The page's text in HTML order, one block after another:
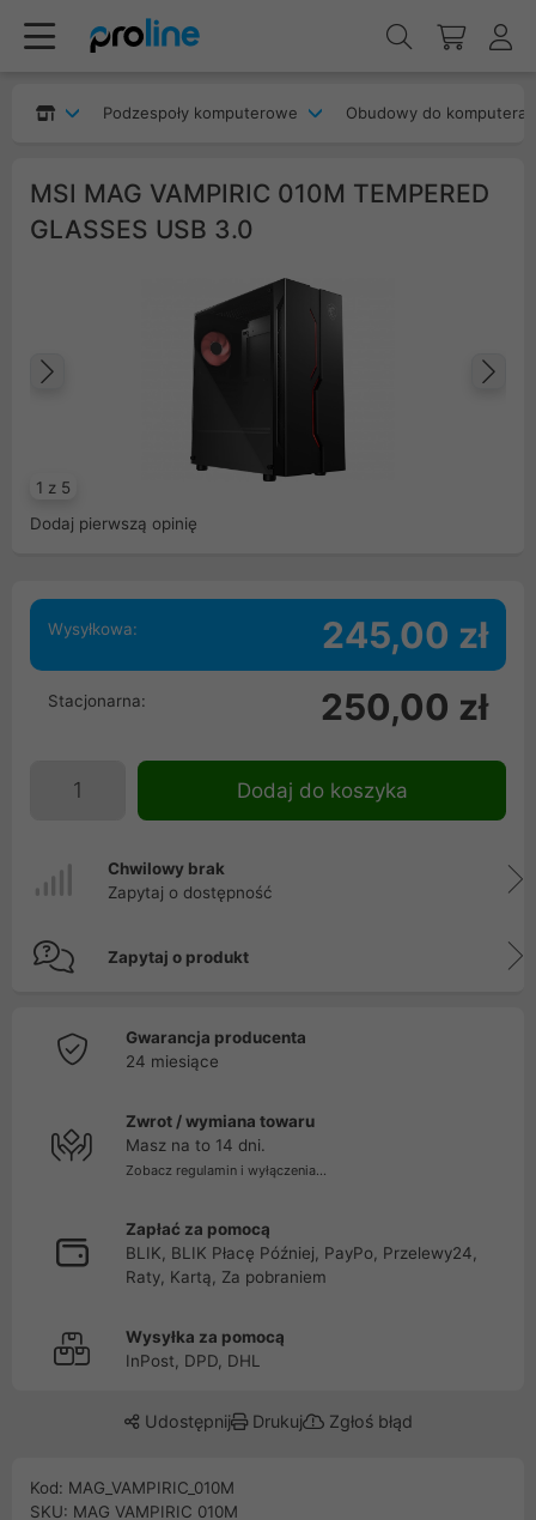
Podzespoły komputerowe Obudowy do komputera
MSI MAG VAMPIRIC 010M TEMPERED
GLASSES USB 3.0
1 z 5
Poprzedni
Dodaj pierwszą opinię
Wysyłkowa: 245,00 zł
Stacjonarna: 250,00 zł
Dodaj do koszyka
Chwilowy brak
Zapytaj o dostępność
Zapytaj o produkt
Gwarancja producenta
24 miesiące
Zwrot / wymiana towaru
Masz na to 14 dni.
Zobacz regulamin i wyłączenia...
Zapłać za pomocą
BLIK, BLIK Płacę Później, PayPo, Przelewy24,
Raty, Kartą, Za pobraniem
Wysyłka za pomocą
InPost, DPD, DHL
Udostępnij Drukuj Zgłoś błąd
Kod: MAG_VAMPIRIC_010M
SKU: MAG VAMPIRIC 010M